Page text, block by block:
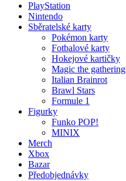
PlayStation
Nintendo
Sběratelské karty
Pokémon karty
Fotbalové karty
Hokejové kartičky
Magic the gathering
Italian Brainrot
Brawl Stars
Formule 1
Figurky
Funko POP!
MINIX
Merch
Xbox
Bazar
Předobjednávky